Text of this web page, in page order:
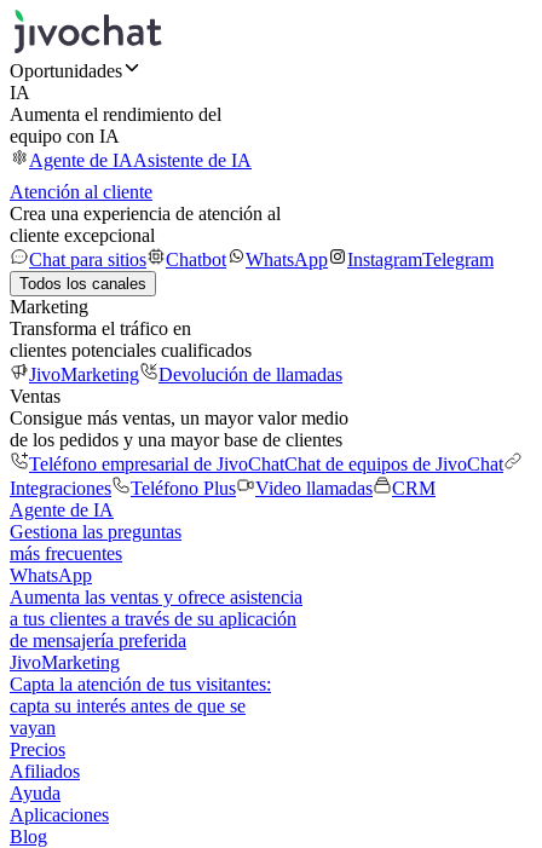
Oportunidades
IA
Aumenta el rendimiento del
equipo con IA
Agente de IAAsistente de IA
Atención al cliente
Crea una experiencia de atención al
cliente excepcional
Chat para sitios
Chatbot WhatsApp InstagramTelegram
Todos los canales
Marketing
Transforma el tráfico en
clientes potenciales cualificados
JivoMarketing
Devolución de llamadas
Ventas
Consigue más ventas, un mayor valor medio
de los pedidos y una mayor base de clientes
Teléfono empresarial de JivoChatChat de equipos de JivoChat
Integraciones
Teléfono Plus Video llamadas
CRM
Agente de IA
Gestiona las preguntas
más frecuentes
WhatsApp
Aumenta las ventas y ofrece asistencia
a tus clientes a través de su aplicación
de mensajería preferida
JivoMarketing
Capta la atención de tus visitantes:
capta su interés antes de que se
vayan
Precios
Afiliados
Ayuda
Aplicaciones
Blog